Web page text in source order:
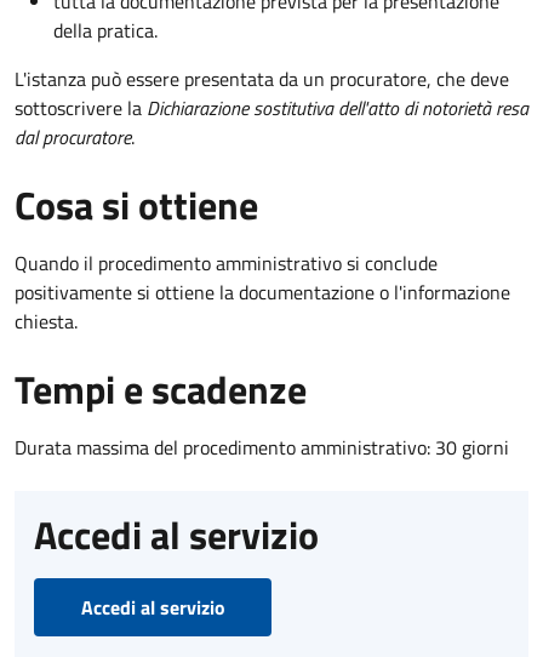
della pratica.
L'istanza può essere presentata da un procuratore, che deve
sottoscrivere la Dichiarazione sostitutiva dell'atto di notorietà resa
dal procuratore.
Cosa si ottiene
Quando il procedimento amministrativo si conclude
positivamente si ottiene la documentazione o l'informazione
chiesta.
Tempi e scadenze
Durata massima del procedimento amministrativo: 30 giorni
Accedi al servizio
Accedi al servizio